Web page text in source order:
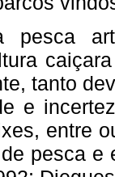
tanto
e
entre
pesca